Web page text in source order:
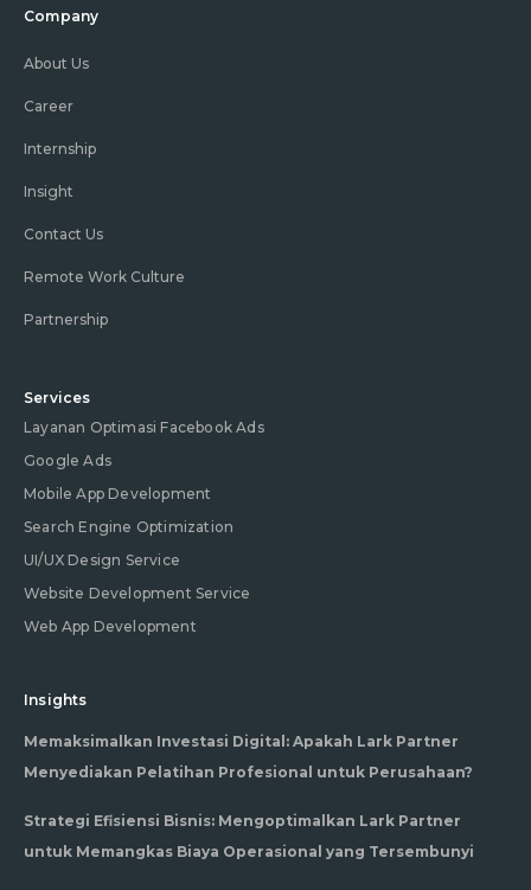
Company
About Us
Career
Internship
Insight
Contact Us
Remote Work Culture
Partnership
Services
Layanan Optimasi Facebook Ads
Google Ads
Mobile App Development
Search Engine Optimization
UI/UX Design Service
Website Development Service
Web App Development
Insights
Memaksimalkan Investasi Digital: Apakah Lark Partner
Menyediakan Pelatihan Profesional untuk Perusahaan?
Strategi Efisiensi Bisnis: Mengoptimalkan Lark Partner
untuk Memangkas Biaya Operasional yang Tersembunyi